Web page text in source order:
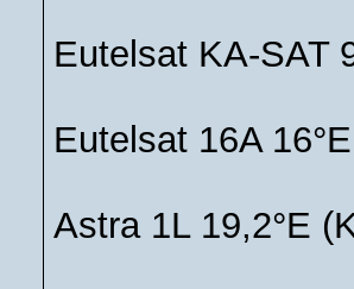
Eutelsat KA-SAT
Eutelsat 16A
Astra 1L 19,2°E